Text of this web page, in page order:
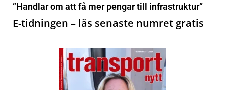
”Handlar om att få mer pengar till infrastruktur”
E-tidningen – läs senaste numret gratis